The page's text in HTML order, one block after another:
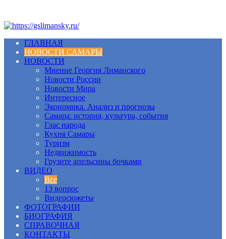
ГЛАВНАЯ
НОВОСТИ САМАРЫ
НОВОСТИ
Мнение Георгия Лиманского
Новости России
Новости Мира
Интересное
Экономика. Анализ и прогнозы
Самара: история, культура, события
Глас народа
Кухня Самары
Туризм
Недвижимость
Грузите апельсины бочками
ВИДЕО
Все
13 вопрос
Видеосюжеты
ФОТОГРАФИИ
БИОГРАФИЯ
СПРАВОЧНАЯ
КОНТАКТЫ